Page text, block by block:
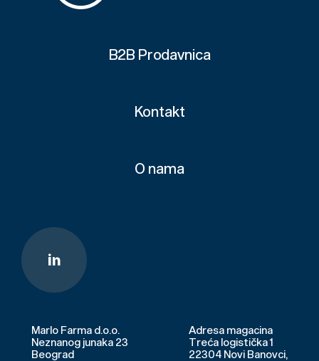
B2B Prodavnica
Kontakt
O nama
Marlo Farma d.o.o.
Neznanog junaka 23
Beograd
Adresa magacina
Treća logistička 1
22304 Novi Banovci,